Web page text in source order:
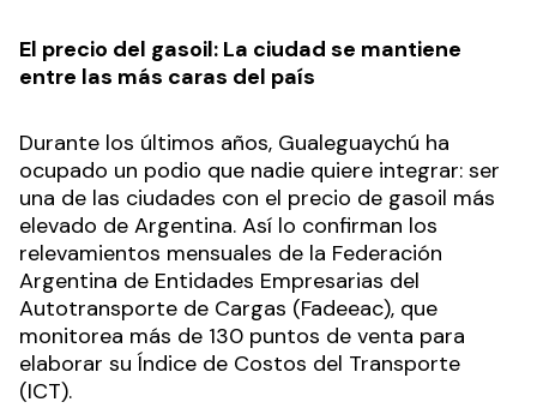
El precio del gasoil: La ciudad se mantiene
entre las más caras del país
Durante los últimos años, Gualeguaychú ha
ocupado un podio que nadie quiere integrar: ser
una de las ciudades con el precio de gasoil más
elevado de Argentina. Así lo confirman los
relevamientos mensuales de la Federación
Argentina de Entidades Empresarias del
Autotransporte de Cargas (Fadeeac), que
monitorea más de 130 puntos de venta para
elaborar su Índice de Costos del Transporte
(ICT).